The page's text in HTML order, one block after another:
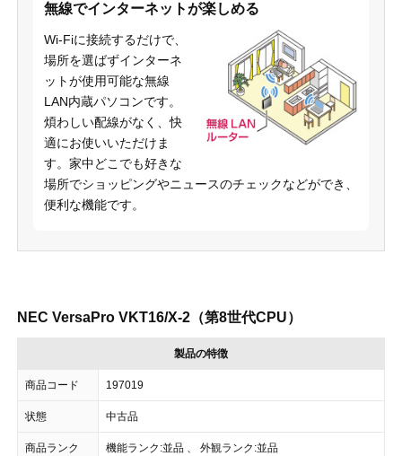
無線でインターネットが楽しめる
Wi-Fiに接続するだけで、
場所を選ばずインターネ
ットが使用可能な無線
LAN内蔵パソコンです。
煩わしい配線がなく、快
適にお使いいただけま
す。家中どこでも好きな
場所でショッピングやニュースのチェックなどができ、
便利な機能です。
NEC VersaPro VKT16/X-2（第8世代CPU）
製品の特徴
商品コード 197019
状態 中古品
商品ランク 機能ランク:並品 、 外観ランク:並品